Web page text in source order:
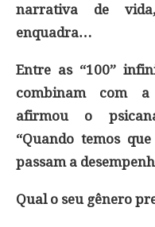
narrativa de
enquadra…
Entre as “100”
combinam com a
afirmou o
“Quando temos
passam a
Qual o seu gênero